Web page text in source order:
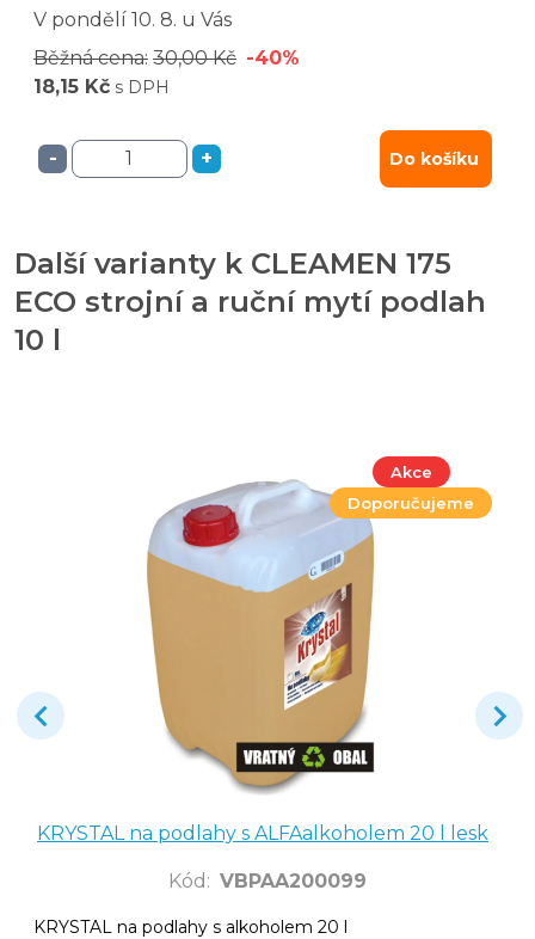
V pondělí 10. 8. u Vás
Běžná cena: 30,00 Kč -40%
18,15 Kč s DPH
- + Do košíku
Další varianty k CLEAMEN 175
ECO strojní a ruční mytí podlah
10 l
Akce
Doporučujeme
KRYSTAL na podlahy s ALFAalkoholem 20 l lesk
Kód : VBPAA200099
KRYSTAL na podlahy s alkoholem 20 l